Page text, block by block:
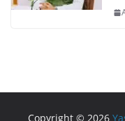
Copyright © 2026